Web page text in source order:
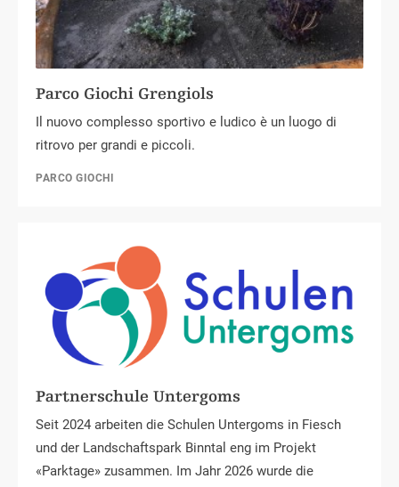
Parco Giochi Grengiols
Il nuovo complesso sportivo e ludico è un luogo di
ritrovo per grandi e piccoli.
PARCO GIOCHI
Partnerschule Untergoms
Seit 2024 arbeiten die Schulen Untergoms in Fiesch
und der Landschaftspark Binntal eng im Projekt
«Parktage» zusammen. Im Jahr 2026 wurde die